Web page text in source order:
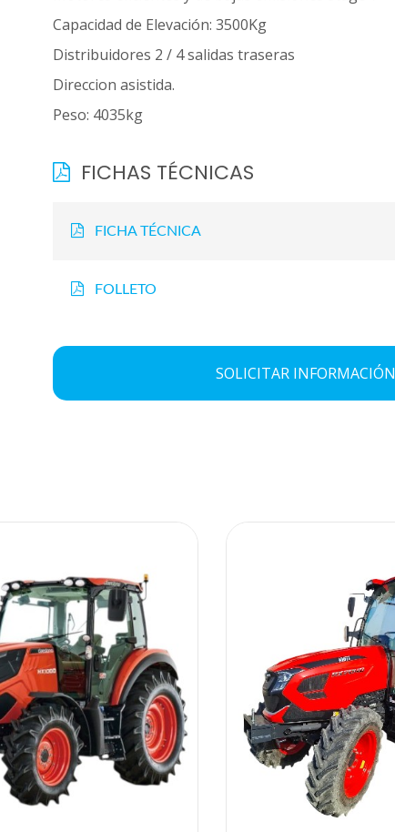
Capacidad de Elevación: 3500Kg
Distribuidores 2 / 4 salidas traseras
Direccion asistida.
Peso: 4035kg
FICHAS TÉCNICAS
FICHA TÉCNICA
FOLLETO
SOLICITAR INFORMACIÓN